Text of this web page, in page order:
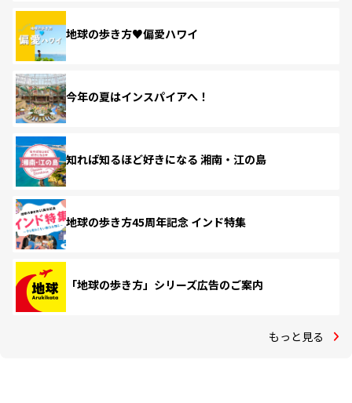
地球の歩き方♥偏愛ハワイ
今年の夏はインスパイアへ！
知れば知るほど好きになる 湘南・江の島
地球の歩き方45周年記念 インド特集
「地球の歩き方」シリーズ広告のご案内
もっと見る